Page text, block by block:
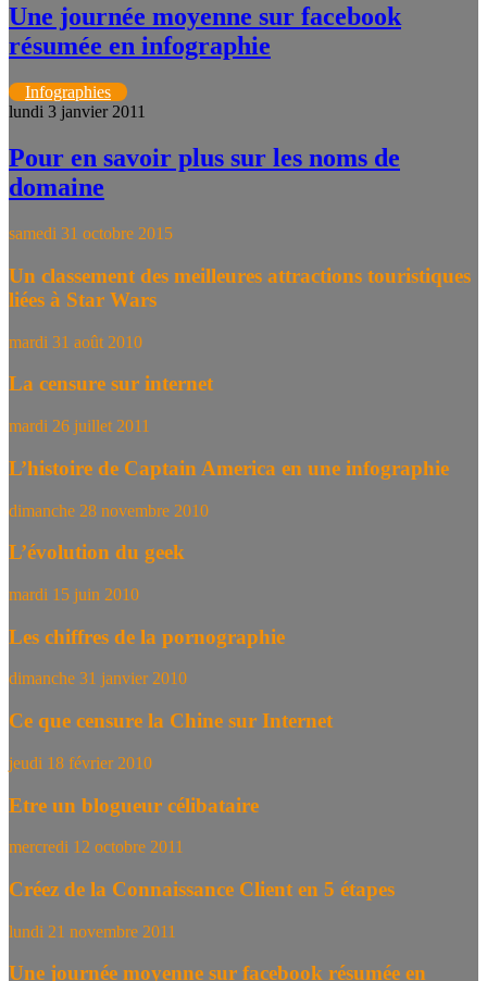
Une journée moyenne sur facebook
résumée en infographie
Infographies
lundi 3 janvier 2011
Pour en savoir plus sur les noms de
domaine
samedi 31 octobre 2015
Un classement des meilleures attractions touristiques
liées à Star Wars
mardi 31 août 2010
La censure sur internet
mardi 26 juillet 2011
L’histoire de Captain America en une infographie
dimanche 28 novembre 2010
L’évolution du geek
mardi 15 juin 2010
Les chiffres de la pornographie
dimanche 31 janvier 2010
Ce que censure la Chine sur Internet
jeudi 18 février 2010
Etre un blogueur célibataire
mercredi 12 octobre 2011
Créez de la Connaissance Client en 5 étapes
lundi 21 novembre 2011
Une journée moyenne sur facebook résumée en